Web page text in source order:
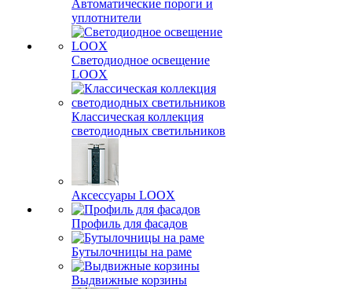
Автоматические пороги и
уплотнители
Светодиодное освещение
LOOX
Классическая коллекция
светодиодных светильников
Аксессуары LOOX
Профиль для фасадов
Бутылочницы на раме
Выдвижные корзины